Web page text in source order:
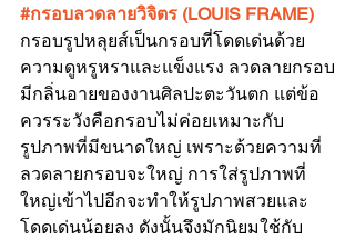
#กรอบลวดลายวิจิตร (LOUIS FRAME)
กรอบรูปหลุยส์เป็นกรอบที่โดดเด่นด้วย
ความดูหรูหราและแข็งแรง ลวดลายกรอบ
มีกลิ่นอายของงานศิลปะตะวันตก แต่ข้อ
ควรระวังคือกรอบไม่ค่อยเหมาะกับ
รูปภาพที่มีขนาดใหญ่ เพราะด้วยความที่
ลวดลายกรอบจะใหญ่ การใส่รูปภาพที่
ใหญ่เข้าไปอีกจะทำให้รูปภาพสวยและ
โดดเด่นน้อยลง ดังนั้นจึงมักนิยมใช้กับ